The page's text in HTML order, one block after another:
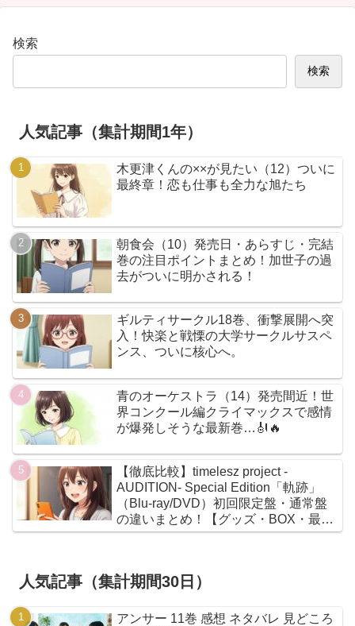
検索
検索
人気記事（集計期間1年）
木更津くんの××が見たい（12）ついに
最終章！恋も仕事も全力な旭たち
朝食会（10）発売日・あらすじ・完結
巻の注目ポイントまとめ！加世子の過
去がついに明かされる！
ギルティサークル18巻、衝撃展開へ突
入！快楽と戦慄の大学サークルサスペ
ンス、ついに核心へ。
青のオーケストラ（14）発売間近！世
界コンクール編クライマックスで感情
が爆発しそうな最新巻…🎻🔥
【徹底比較】timelesz project -
AUDITION- Special Edition「軌跡」
（Blu-ray/DVD）初回限定盤・通常盤
の違いまとめ！【グッズ・BOX・最安
値】
人気記事（集計期間30日）
アンサー 11巻 感想 ネタバレ 見どころ